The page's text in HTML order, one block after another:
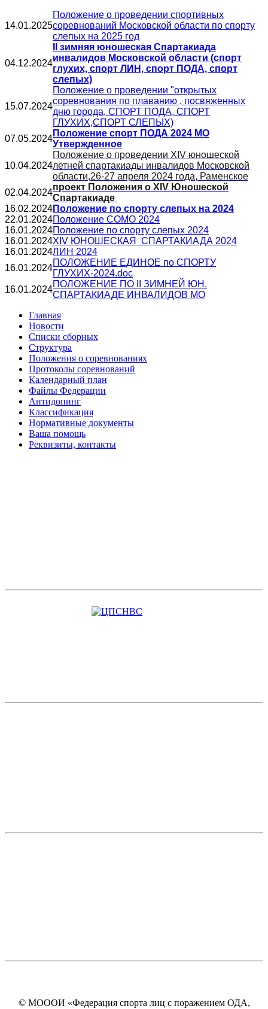
14.01.2025
Положение о проведении спортивных
соревнований Московской области по спорту
слепых на 2025 год
04.12.2024
II зимняя юношеская Спартакиада
инвалидов Московской области (спорт
глухих, спорт ЛИН, спорт ПОДА, спорт
слепых)
15.07.2024
Положение о проведении "открытых
соревнования по плаванию , посвяженных
дню города, СПОРТ ПОДА, СПОРТ
ГЛУХИХ,СПОРТ СЛЕПЫХ)
07.05.2024
Положение спорт ПОДА 2024 МО
Утвержденное
10.04.2024
Положение о проведении XIV юношеской
летней спартакиады инвалидов Московской
области,26-27 апреля 2024 года, Раменское
02.04.2024
проект Положения о XIV Юношеской
Спартакиаде
16.02.2024Положение по спорту слепых на 2024
22.01.2024Положение СОМО 2024
16.01.2024Положение по спорту слепых 2024
16.01.2024XIV ЮНОШЕСКАЯ СПАРТАКИАДА 2024
16.01.2024ЛИН 2024
16.01.2024
ПОЛОЖЕНИЕ ЕДИНОЕ по СПОРТУ
ГЛУХИХ-2024.doc
16.01.2024
ПОЛОЖЕНИЕ ПО II ЗИМНЕЙ ЮН.
СПАРТАКИАДЕ ИНВАЛИДОВ МО
Главная
Новости
Списки сборных
Структура
Положения о соревнованиях
Протоколы соревнований
Календарный план
Файлы Федерации
Антидопинг
Классификация
Нормативные документы
Ваша помощь
Реквизиты, контакты
© МОООИ «Федерация спорта лиц с поражением ОДА,